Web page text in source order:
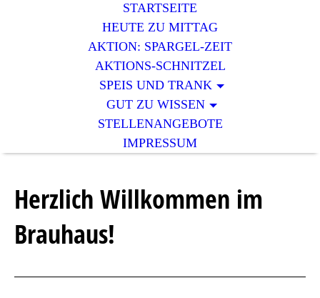
STARTSEITE
HEUTE ZU MITTAG
AKTION: SPARGEL-ZEIT
AKTIONS-SCHNITZEL
SPEIS UND TRANK
GUT ZU WISSEN
STELLENANGEBOTE
IMPRESSUM
Herzlich Willkommen im
Brauhaus!